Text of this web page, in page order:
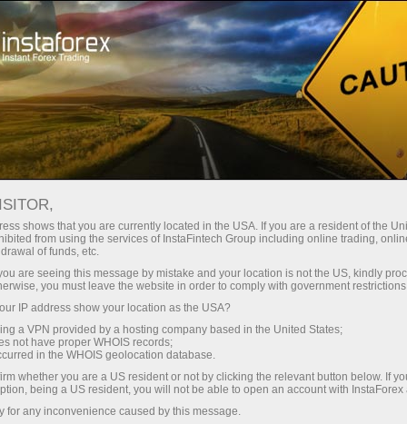
Campanhas
Projetos promocionais
InstaForex
Nesta seção, você pode ver vários materiais
promocionais da Companhia InstaForex que
são de interesse do cliente, e fornecemos mais
informações sobre a atividade da InstaForex,
apresentamos mais informações sobre projetos
da companhia e convidamos para participar em
várias campanhas e concursos.
shows that you are currently located in the USA. If you are a resident of the
from using the services of InstaFintech Group including online trading,
of funds, etc.
are seeing this message by mistake and your location is not the US, kindly
you must leave the website in order to comply with government
IP address show your location as the USA?
a VPN provided by a hosting company based in the United States;
not have proper WHOIS records;
in the WHOIS geolocation database.
whether you are a US resident or not by clicking the relevant button below. If
being a US resident, you will not be able to open an account with InstaForex
for any inconvenience caused by this message.